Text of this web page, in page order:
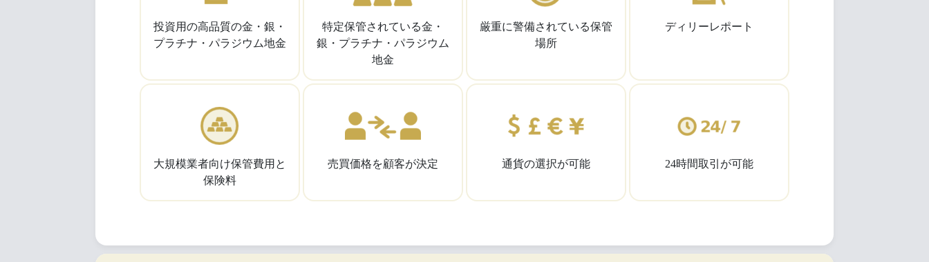
投資用の高品質の金・銀・
プラチナ・パラジウム地金
特定保管されている金・
銀・プラチナ・パラジウム
地金
厳重に警備されている保管
場所
ディリーレポート
大規模業者向け保管費用と
保険料
売買価格を顧客が決定 通貨の選択が可能 24時間取引が可能